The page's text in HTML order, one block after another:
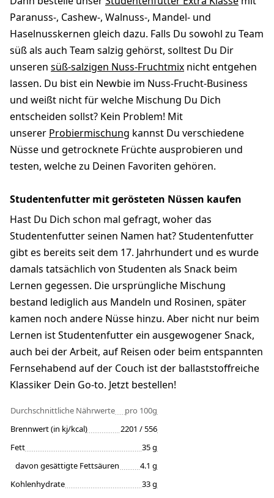
Paranuss-, Cashew-, Walnuss-, Mandel- und
Haselnusskernen gleich dazu. Falls Du sowohl zu Team
süß als auch Team salzig gehörst, solltest Du Dir
unseren süß-salzigen Nuss-Fruchtmix nicht entgehen
lassen. Du bist ein Newbie im Nuss-Frucht-Business
und weißt nicht für welche Mischung Du Dich
entscheiden sollst? Kein Problem! Mit
unserer Probiermischung kannst Du verschiedene
Nüsse und getrocknete Früchte ausprobieren und
testen, welche zu Deinen Favoriten gehören.
Studentenfutter mit gerösteten Nüssen kaufen
Hast Du Dich schon mal gefragt, woher das
Studentenfutter seinen Namen hat? Studentenfutter
gibt es bereits seit dem 17. Jahrhundert und es wurde
damals tatsächlich von Studenten als Snack beim
Lernen gegessen. Die ursprüngliche Mischung
bestand lediglich aus Mandeln und Rosinen, später
kamen noch andere Nüsse hinzu. Aber nicht nur beim
Lernen ist Studentenfutter ein ausgewogener Snack,
auch bei der Arbeit, auf Reisen oder beim entspannten
Fernsehabend auf der Couch ist der ballaststoffreiche
Klassiker Dein Go-to. Jetzt bestellen!
Durchschnittliche Nährwerte
pro 100g
Brennwert (in kj/kcal)
2201 / 556
Fett
35 g
davon gesättigte Fettsäuren
4.1 g
Kohlenhydrate
33 g